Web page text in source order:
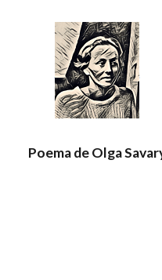
Poema de Olga